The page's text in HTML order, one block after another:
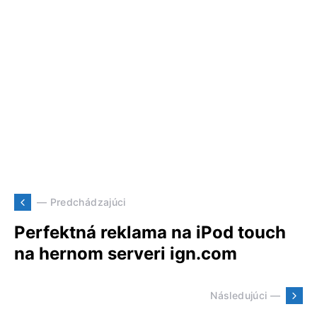
— Predchádzajúci
Perfektná reklama na iPod touch
na hernom serveri ign.com
Následujúci —